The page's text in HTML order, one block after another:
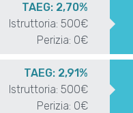
TAEG: 2,70%
Istruttoria: 500€
Perizia: 0€
TAEG: 2,91%
Istruttoria: 500€
Perizia: 0€